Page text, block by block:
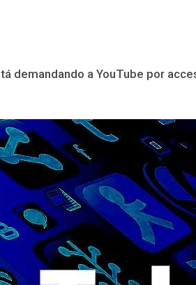
demandando a YouTube por